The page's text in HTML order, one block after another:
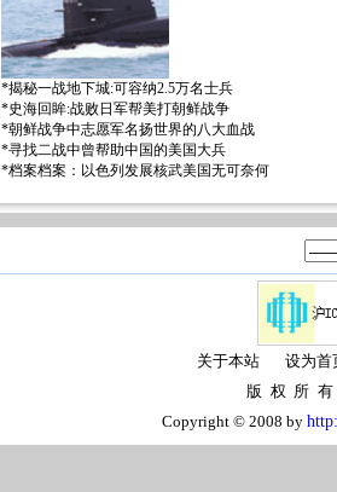
*揭秘一战地下城:可容纳2.5万名士兵
*史海回眸:战败日军帮美打朝鲜战争
*朝鲜战争中志愿军名扬世界的八大血战
*寻找二战中曾帮助中国的美国大兵
*档案档案：以色列发展核武美国无可奈何